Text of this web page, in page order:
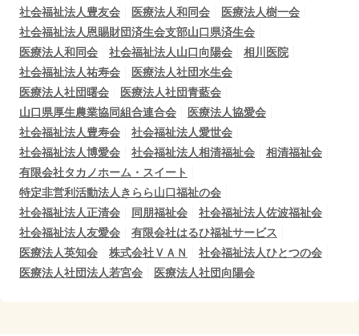
社会福祉法人豊友会
医療法人和同会
医療法人樹一会
社会福祉法人恩賜財団済生会支部山口県済生会
医療法人和同会
社会福祉法人山口向陽会
相川医院
社会福祉法人祐寿会
医療法人社団水生会
医療法人社団曙会
医療法人社団青藍会
山口県厚生農業協同組合連合会
医療法人協愛会
社会福祉法人豊寿会
社会福祉法人愛世会
社会福祉法人博愛会
社会福祉法人相清福祉会
相清福祉会
有限会社タカノホーム・スイート
特定非営利活動法人きらら山口福祉の会
社会福祉法人正清会
同朋福祉会
社会福祉法人佐波福祉会
社会福祉法人友愛会
有限会社はるひ福祉サービス
医療法人英知会
株式会社ＶＡＮ
社会福祉法人ひとつの会
医療法人社団法人若宮会
医療法人社団向陽会